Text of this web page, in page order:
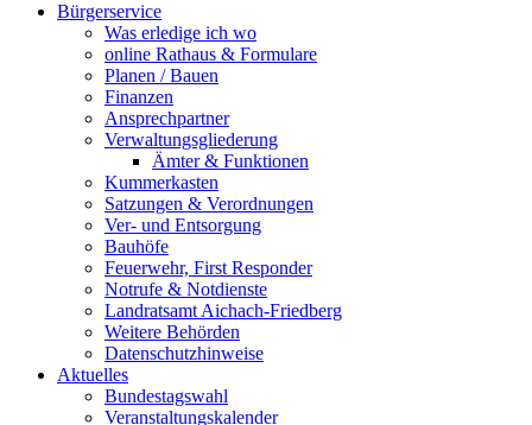
Bürgerservice
Was erledige ich wo
online Rathaus & Formulare
Planen / Bauen
Finanzen
Ansprechpartner
Verwaltungsgliederung
Ämter & Funktionen
Kummerkasten
Satzungen & Verordnungen
Ver- und Entsorgung
Bauhöfe
Feuerwehr, First Responder
Notrufe & Notdienste
Landratsamt Aichach-Friedberg
Weitere Behörden
Datenschutzhinweise
Aktuelles
Bundestagswahl
Veranstaltungskalender